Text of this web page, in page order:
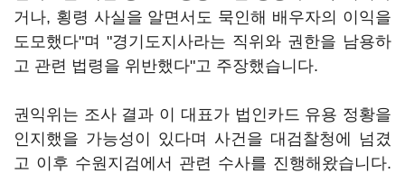
거나, 횡령 사실을 알면서도 묵인해 배우자의 이익을
도모했다"며 "경기도지사라는 직위와 권한을 남용하
고 관련 법령을 위반했다"고 주장했습니다.
권익위는 조사 결과 이 대표가 법인카드 유용 정황을
인지했을 가능성이 있다며 사건을 대검찰청에 넘겼
고 이후 수원지검에서 관련 수사를 진행해왔습니다.